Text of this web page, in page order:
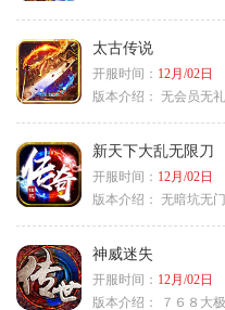
太古传说
开服时间： 12月/02日
版本介绍： 无会员无
新天下大乱无限刀
开服时间： 12月/02日
版本介绍： 无暗坑无
神威迷失
开服时间： 12月/02日
版本介绍：
７６８大极